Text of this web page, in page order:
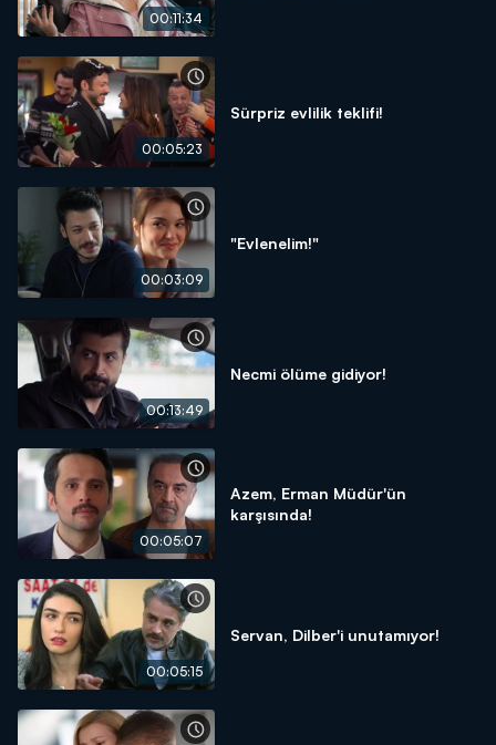
00:11:34
00:05:23
Sürpriz evlilik teklifi!
00:03:09
"Evlenelim!"
00:13:49
Necmi ölüme gidiyor!
00:05:07
Azem, Erman Müdür'ün
karşısında!
00:05:15
Servan, Dilber'i unutamıyor!